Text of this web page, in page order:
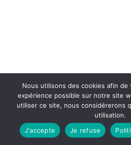
Nous utilisons des cookies afin de
expérience possible sur notre site
utiliser ce site, nous considérerons
utilisation.
J'accepte
Je refuse